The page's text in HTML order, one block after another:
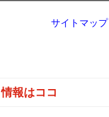
情報はココ
サイトマップ